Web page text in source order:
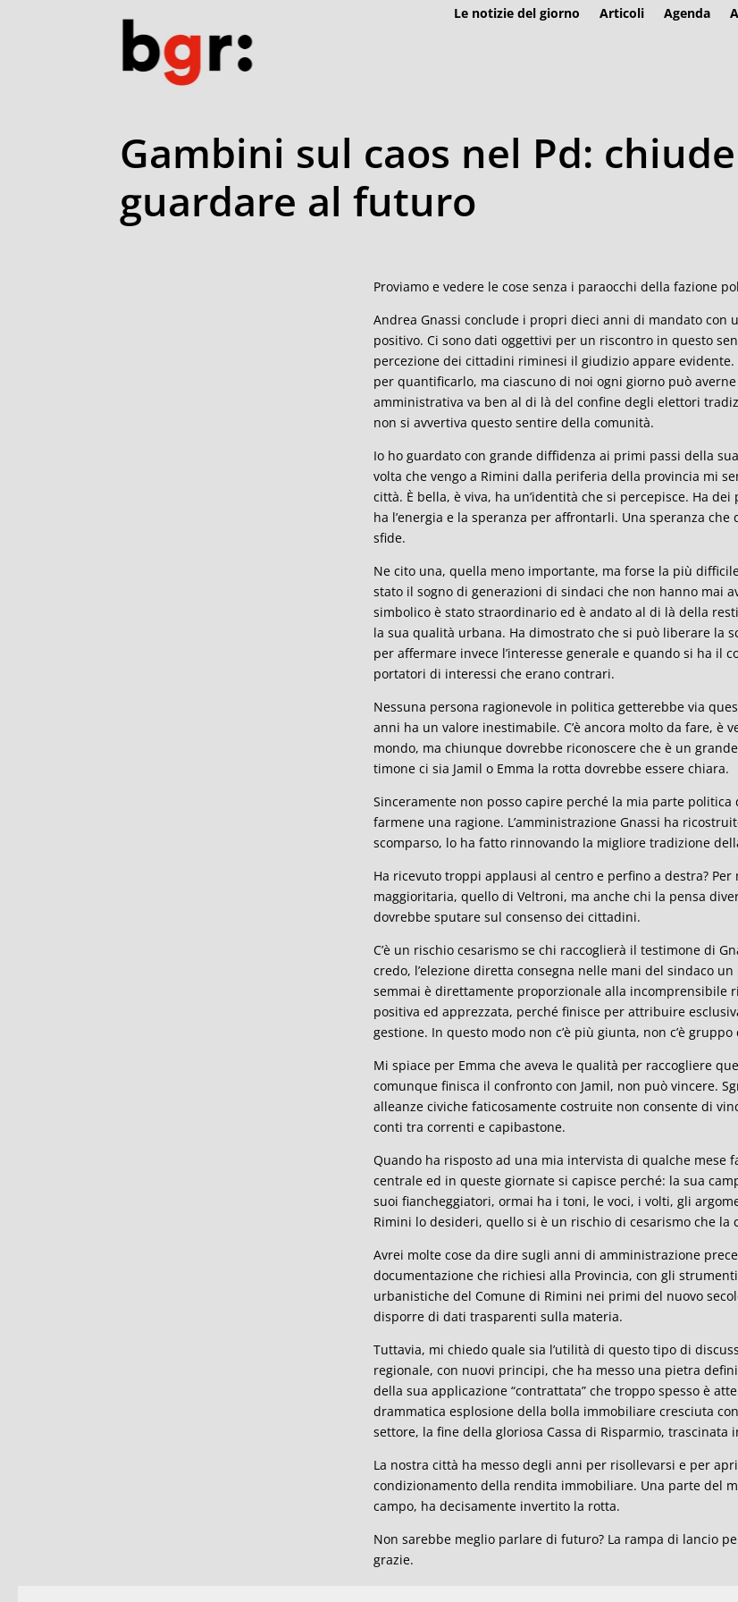
Le notizie del giorno Articoli Agenda
Gambini sul caos nel Pd:
guardare al futuro
Proviamo e vedere le cose senza i paraocchi della fazione
Andrea Gnassi conclude i propri dieci anni di mandato
positivo. Ci sono dati oggettivi per un riscontro in questo
percezione dei cittadini riminesi il giudizio appare
per quantificarlo, ma ciascuno di noi ogni giorno può
amministrativa va ben al di là del confine degli elettori
non si avvertiva questo sentire della comunità.
Io ho guardato con grande diffidenza ai primi passi della
volta che vengo a Rimini dalla periferia della provincia mi
città. È bella, è viva, ha un’identità che si percepisce. Ha
ha l’energia e la speranza per affrontarli. Una speranza
sfide.
Ne cito una, quella meno importante, ma forse la più
stato il sogno di generazioni di sindaci che non hanno mai
simbolico è stato straordinario ed è andato al di là della
la sua qualità urbana. Ha dimostrato che si può liberare la
per affermare invece l’interesse generale e quando si ha
portatori di interessi che erano contrari.
Nessuna persona ragionevole in politica getterebbe via
anni ha un valore inestimabile. C’è ancora molto da fare, è
mondo, ma chiunque dovrebbe riconoscere che è un
timone ci sia Jamil o Emma la rotta dovrebbe essere chiara.
Sinceramente non posso capire perché la mia parte
farmene una ragione. L’amministrazione Gnassi ha
scomparso, lo ha fatto rinnovando la migliore tradizione
Ha ricevuto troppi applausi al centro e perfino a destra? Per
maggioritaria, quello di Veltroni, ma anche chi la pensa
dovrebbe sputare sul consenso dei cittadini.
C’è un rischio cesarismo se chi raccoglierà il testimone di
credo, l’elezione diretta consegna nelle mani del sindaco
semmai è direttamente proporzionale alla
positiva ed apprezzata, perché finisce per attribuire
gestione. In questo modo non c’è più giunta, non c’è
Mi spiace per Emma che aveva le qualità per raccogliere
comunque finisca il confronto con Jamil, non può vincere.
alleanze civiche faticosamente costruite non consente di
conti tra correnti e capibastone.
Quando ha risposto ad una mia intervista di qualche mese
centrale ed in queste giornate si capisce perché: la sua
suoi fiancheggiatori, ormai ha i toni, le voci, i volti, gli
Rimini lo desideri, quello si è un rischio di cesarismo che la
Avrei molte cose da dire sugli anni di amministrazione
documentazione che richiesi alla Provincia, con gli
urbanistiche del Comune di Rimini nei primi del nuovo
disporre di dati trasparenti sulla materia.
Tuttavia, mi chiedo quale sia l’utilità di questo tipo di
regionale, con nuovi principi, che ha messo una pietra
della sua applicazione “contrattata” che troppo spesso è
drammatica esplosione della bolla immobiliare cresciuta
settore, la fine della gloriosa Cassa di Risparmio, trascinata
La nostra città ha messo degli anni per risollevarsi e per
condizionamento della rendita immobiliare. Una parte del
campo, ha decisamente invertito la rotta.
Non sarebbe meglio parlare di futuro? La rampa di lancio
grazie.